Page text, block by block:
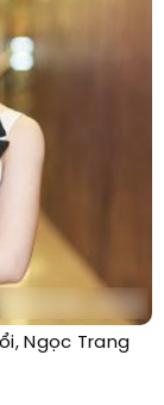
Ngọc Trang